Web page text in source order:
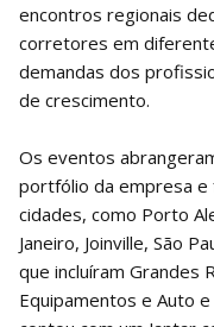
encontros regionais
corretores em
demandas dos
de crescimento.
Os eventos
portfólio da empresa e
cidades, como Porto
Janeiro, Joinville, São
que incluíram Grandes
Equipamentos e Auto